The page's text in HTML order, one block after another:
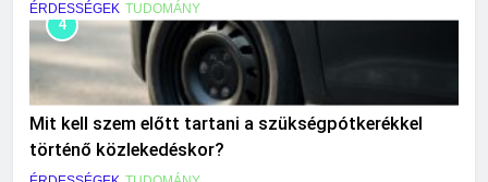
ÉRDESSÉGEK TUDOMÁNY
4
Mit kell szem előtt tartani a szükségpótkerékkel
történő közlekedéskor?